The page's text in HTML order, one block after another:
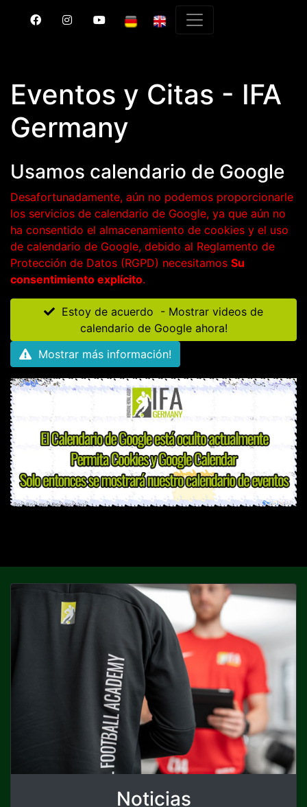
Eventos y Citas - IFA
Germany
Usamos calendario de Google
Desafortunadamente, aún no podemos proporcionarle
los servicios de calendario de Google, ya que aún no
ha consentido el almacenamiento de cookies y el uso
de calendario de Google, debido al Reglamento de
Protección de Datos (RGPD) necesitamos Su
consentimiento explícito.
Estoy de acuerdo - Mostrar videos de
calendario de Google ahora!
Mostrar más información!
Noticias